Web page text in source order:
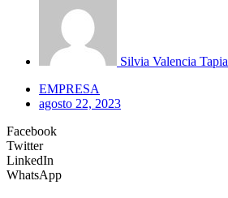
Silvia Valencia Tapia
EMPRESA
agosto 22, 2023
Facebook
Twitter
LinkedIn
WhatsApp